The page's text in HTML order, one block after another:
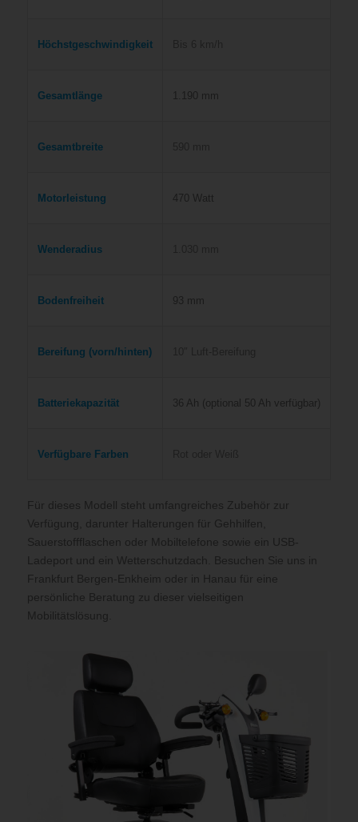
Höchstgeschwindigkeit
Gesamtlänge 1.190 mm
Gesamtbreite
Motorleistung 470 Watt
Wenderadius
Bodenfreiheit 93 mm
Bereifung (vorn/hinten)
Batteriekapazität 36 Ah (optional 50 Ah verfügbar)
Verfügbare Farben
Für dieses Modell steht umfangreiches Zubehör zur
Verfügung, darunter Halterungen für Gehhilfen,
Sauerstoffflaschen oder Mobiltelefone sowie ein USB-
Ladeport und ein Wetterschutzdach
. Besuchen Sie uns in
Frankfurt Bergen-Enkheim oder in Hanau für eine
persönliche Beratung zu dieser vielseitigen
Mobilitätslösung.